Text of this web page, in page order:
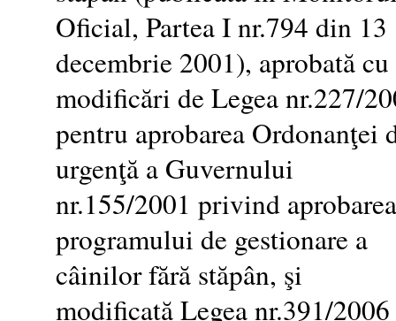
Oficial, Partea I nr.794 din 13
decembrie 2001), aprobată cu
modificări de Legea nr.227/
pentru aprobarea Ordonanţei
urgenţă a Guvernului
nr.155/2001 privind aprobarea
programului de gestionare a
câinilor fără stăpân, şi
modificată Legea nr.391/2006